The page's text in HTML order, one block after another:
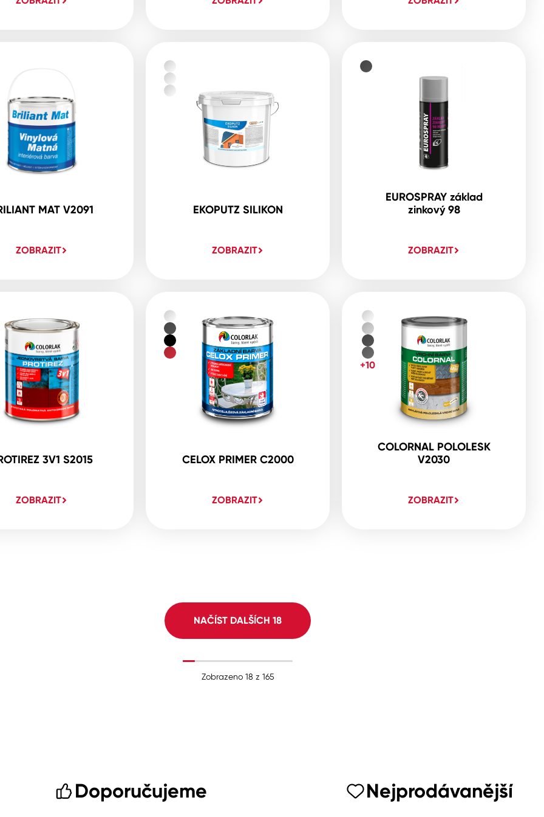
MAT V2091
ZOBRAZIT
EKOPUTZ SILIKON
ZOBRAZIT
EUROSPRAY základ
zinkový 98
ZOBRAZIT
3V1 S2015
ZOBRAZIT
CELOX PRIMER C2000
ZOBRAZIT
COLORNAL POLOLESK
V2030
ZOBRAZIT
+10
NAČÍST DALŠÍCH 18
Zobrazeno 18 z 165
Doporučujeme Nejprodávanější